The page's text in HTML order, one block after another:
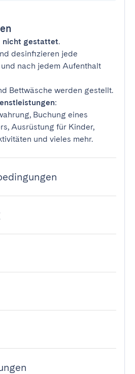
nicht gestattet.
desinfizieren jede
nach jedem Aufenthalt
Bettwäsche werden gestellt.
:
Buchung eines
Ausrüstung für Kinder,
und vieles mehr.